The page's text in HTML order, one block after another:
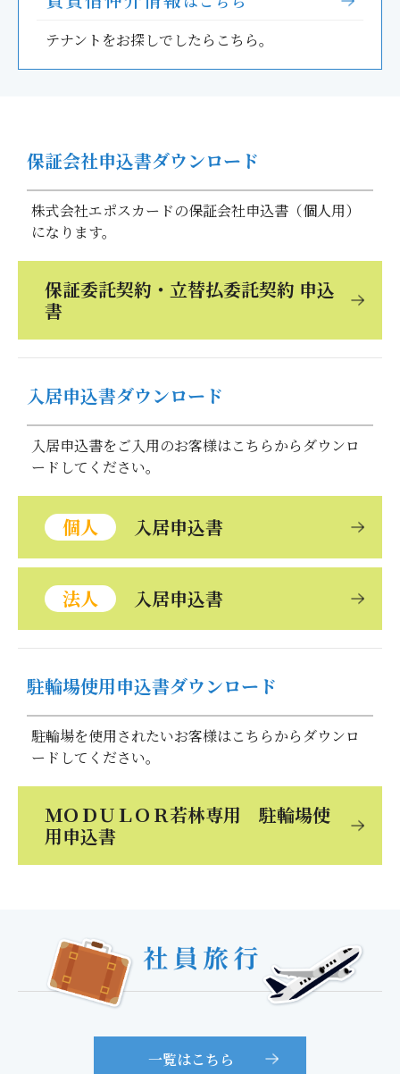
テナントをお探しでしたらこちら。
保証会社申込書ダウンロード
株式会社エポスカードの保証会社申込書（個人用）
になります。
保証委託契約・立替払委託契約 申込
書
入居申込書ダウンロード
入居申込書をご入用のお客様はこちらからダウンロ
ードしてください。
個人 入居申込書
法人 入居申込書
駐輪場使用申込書ダウンロード
駐輪場を使用されたいお客様はこちらからダウンロ
ードしてください。
ＭＯＤＵＬＯＲ若林専用 駐輪場使
用申込書
一覧はこちら